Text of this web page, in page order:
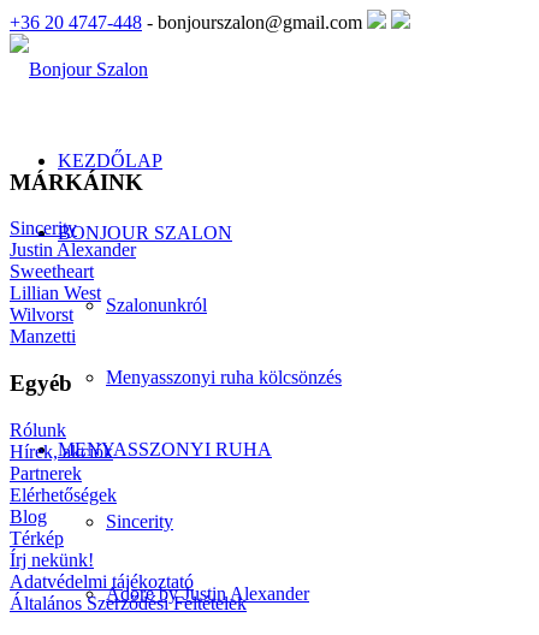
+36 20 4747-448 - bonjourszalon@gmail.com
KEZDŐLAP
BONJOUR SZALON
Szalonunkról
Menyasszonyi ruha kölcsönzés
MENYASSZONYI RUHA
Sincerity
Adore by Justin Alexander
MÁRKÁINK
Sincerity
Justin Alexander
Sweetheart
Lillian West
Wilvorst
Manzetti
Egyéb
Rólunk
Hírek, akciók
Partnerek
Elérhetőségek
Blog
Térkép
Írj nekünk!
Adatvédelmi tájékoztató
Általános Szerződési Feltételek